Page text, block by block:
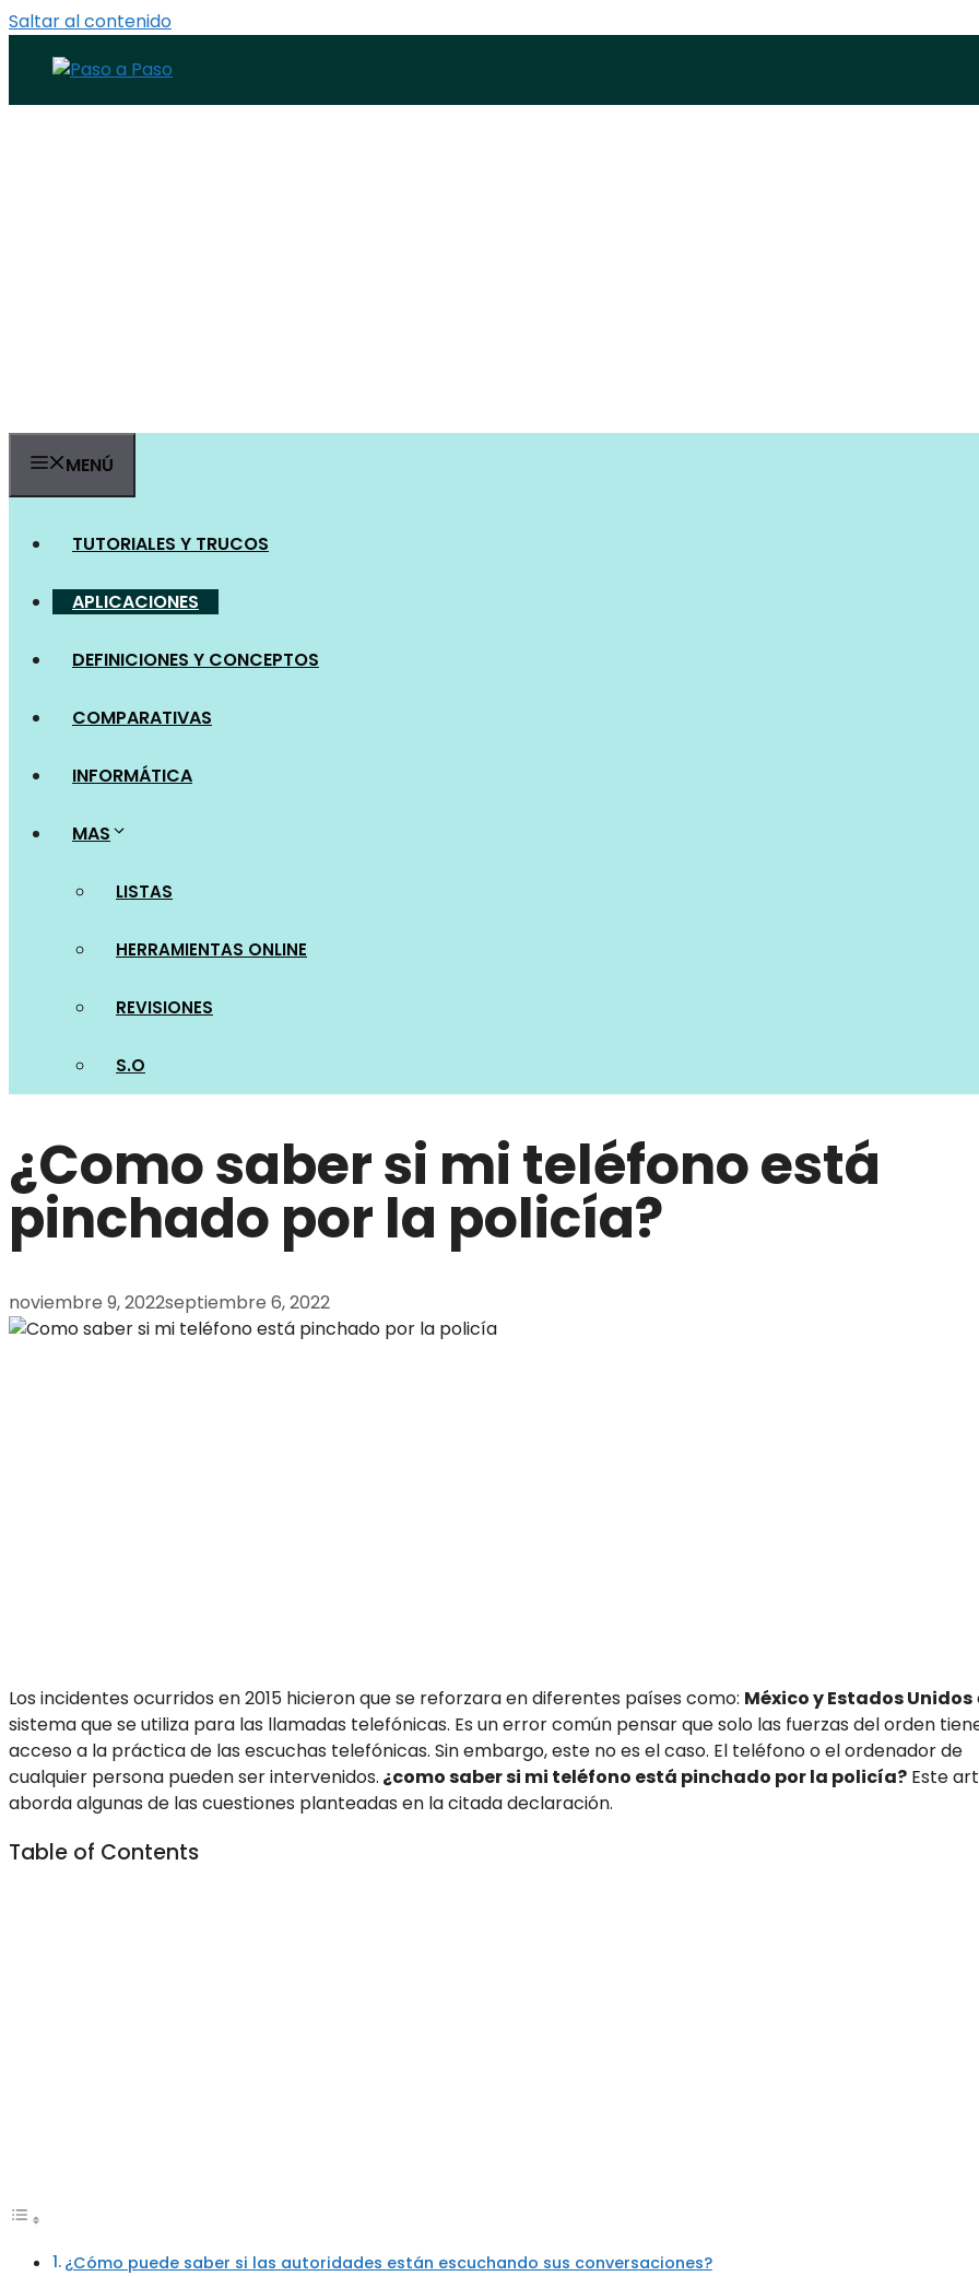
Saltar al contenido
MENÚ
TUTORIALES Y TRUCOS
APLICACIONES
DEFINICIONES Y CONCEPTOS
COMPARATIVAS
INFORMÁTICA
MAS
LISTAS
HERRAMIENTAS ONLINE
REVISIONES
S.O
¿Como saber si mi teléfono está
pinchado por la policía?
noviembre 9, 2022septiembre 6, 2022
Los incidentes ocurridos en 2015 hicieron que se reforzara en diferentes países como: México y Estados Unidos
sistema que se utiliza para las llamadas telefónicas. Es un error común pensar que solo las fuerzas del orden
acceso a la práctica de las escuchas telefónicas. Sin embargo, este no es el caso. El teléfono o el ordenador de
cualquier persona pueden ser intervenidos. ¿como saber si mi teléfono está pinchado por la policía? Este
aborda algunas de las cuestiones planteadas en la citada declaración.
Table of Contents
¿Cómo puede saber si las autoridades están escuchando sus conversaciones?